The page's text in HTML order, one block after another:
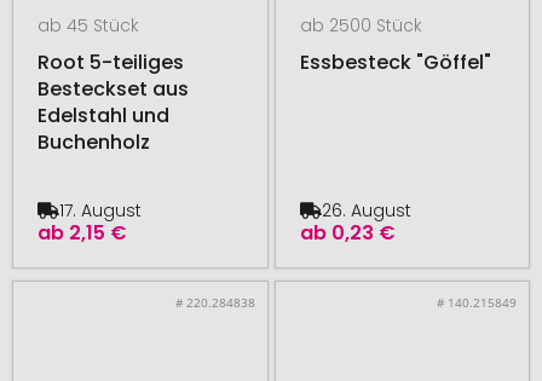
ab 45 Stück
Root 5-teiliges
Besteckset aus
Edelstahl und
Buchenholz
ab 2,15 €
17. August
ab 2500 Stück
Essbesteck "Göffel"
ab 0,23 €
26. August
# 220.284838 # 140.215849